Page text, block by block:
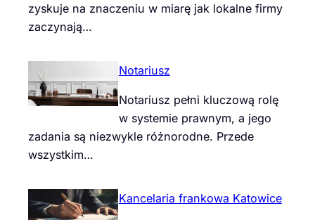
zyskuje na znaczeniu w miarę jak lokalne firmy
zaczynają…
Notariusz
Notariusz pełni kluczową rolę
w systemie prawnym, a jego
zadania są niezwykle różnorodne. Przede
wszystkim…
Kancelaria frankowa Katowice